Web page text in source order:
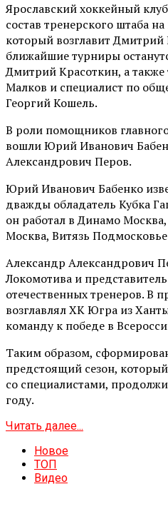
Ярославский хоккейный
состав тренерского штаба
который возглавит Дмитрий
ближайшие турниры
Дмитрий Красоткин, а
Малков и специалист по
Георгий Кошель.
В роли помощников
вошли Юрий Иванович
Александрович Перов.
Юрий Иванович Бабенко
дважды обладатель Кубка
он работал в Динамо
Москва, Витязь
Александр Александрович
Локомотива и
отечественных тренеров. В
возглавлял ХК Югра из
команду к победе в
Таким образом,
предстоящий сезон, который
со специалистами,
году.
Читать далее...
Новое
ТОП
Видео